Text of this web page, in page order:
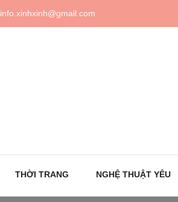
info.xinhxinh@gmail.com
THỜI TRANG NGHỆ THUẬT YÊU